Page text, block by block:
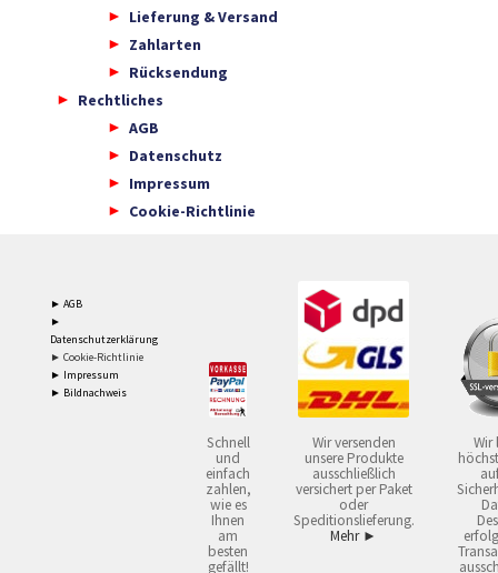
Lieferung & Versand
Zahlarten
Rücksendung
Rechtliches
AGB
Datenschutz
Impressum
Cookie-Richtlinie
► AGB
►
Datenschutzerklärung
► Cookie-Richtlinie
► Impressum
► Bildnachweis
Schnell
und
einfach
zahlen,
wie es
Ihnen
am
besten
gefällt!
Wir versenden
unsere Produkte
ausschließlich
versichert per Paket
oder
Speditionslieferung.
Mehr ►
Wir